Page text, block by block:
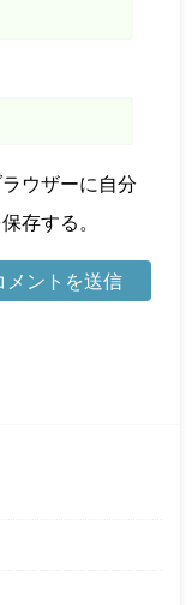
ウザーに自分
存する。